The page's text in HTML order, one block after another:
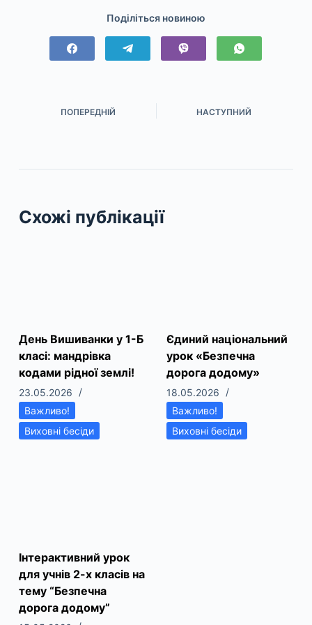
Поділіться новиною
ПОПЕРЕДНІЙ НАСТУПНИЙ
Схожі публікації
День Вишиванки у 1-Б
класі: мандрівка
кодами рідної землі!
23.05.2026
Важливо!
Виховні бесіди
Єдиний національний
урок «Безпечна
дорога додому»
18.05.2026
Важливо!
Виховні бесіди
Інтерактивний урок
для учнів 2-х класів на
тему “Безпечна
дорога додому”